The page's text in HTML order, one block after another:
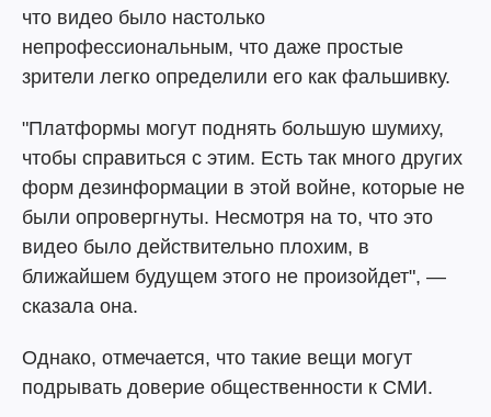
что видео было настолько
непрофессиональным, что даже простые
зрители легко определили его как фальшивку.
"Платформы могут поднять большую шумиху,
чтобы справиться с этим. Есть так много других
форм дезинформации в этой войне, которые не
были опровергнуты. Несмотря на то, что это
видео было действительно плохим, в
ближайшем будущем этого не произойдет", —
сказала она.
Однако, отмечается, что такие вещи могут
подрывать доверие общественности к СМИ.